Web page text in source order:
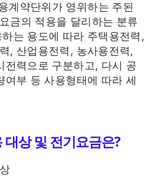
계약단위가 영위하는 주된
금의 적용을 달리하는 분류
는 용도에 따라 주택용전력,
, 산업용전력, 농사용전력,
전력으로 구분하고, 다시 공
여부 등 사용형태에 따라 세
상 및 전기요금은?